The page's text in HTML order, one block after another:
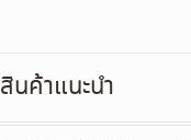
สินค้าแนะนำ